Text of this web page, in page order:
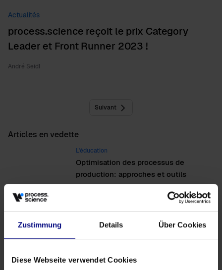
Zustimmung Details Über Cookies
Diese Webseite verwendet Cookies
Actualités
process.science reçoit le prix Category
Leader et Front Runner 2023 !
André Seidl
Suivant
Articles en vedette
L'éducation
Optimisation des processus de
production: approches et outils
du Process Mining
Actualités